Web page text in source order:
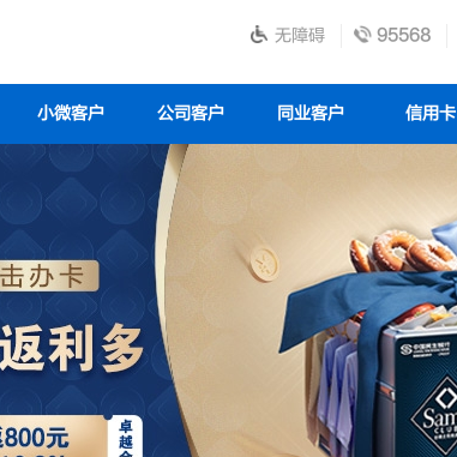
无障碍 95568
小微客户 公司客户 同业客户 信用卡